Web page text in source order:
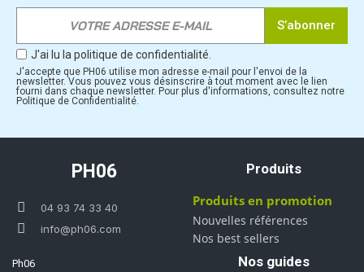
S’abonner
J'ai lu la politique de confidentialité.
J'accepte que PH06 utilise mon adresse e-mail pour l'envoi de la
newsletter. Vous pouvez vous désinscrire à tout moment avec le lien
fourni dans chaque newsletter. Pour plus d'informations, consultez notre
Politique de Confidentialité.
PH06
04 93 74 33 40
info@ph06.com
Ph06
Produits
Produits en promotion
Nouvelles références
Nos best sellers
Nos guides